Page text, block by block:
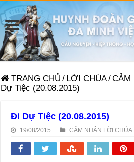
TRANG CHỦ / LỜI CHÚA/CẢM
Dự Tiệc (20.08.2015)
Đi Dự Tiệc (20.08.2015)
19/08/2015 CẢM NHẬN LỜI CHÚA